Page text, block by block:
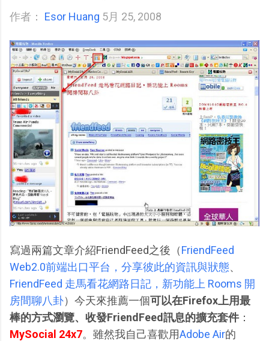
作者： Esor Huang 5月 25, 2008
寫過兩篇文章介紹FriendFeed之後（FriendFeed
Web2.0前端出口平台，分享彼此的資訊與狀態、
FriendFeed 走馬看花網路日記，新功能上 Rooms 開
房間聊八卦）今天來推薦一個可以在Firefox上用最
棒的方式瀏覽、收發FriendFeed訊息的擴充套件：
MySocial 24x7。雖然我自己喜歡用Adobe Air的